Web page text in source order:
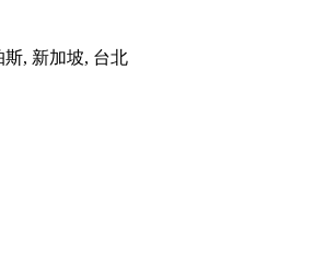
斯, 新加坡, 台北